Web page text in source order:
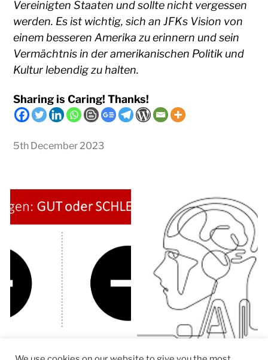
Vereinigten Staaten und sollte nicht vergessen
werden. Es ist wichtig, sich an JFKs Vision von
einem besseren Amerika zu erinnern und sein
Vermächtnis in der amerikanischen Politik und
Kultur lebendig zu halten.
Sharing is Caring! Thanks!
5th December 2023